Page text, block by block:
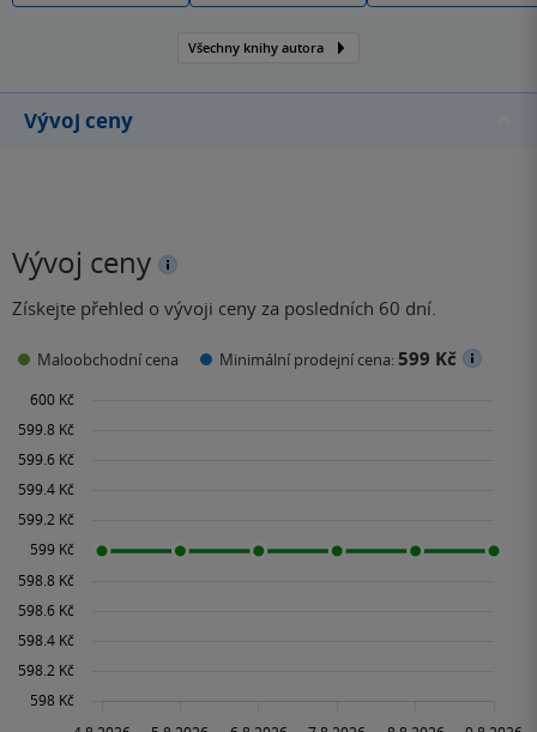
Všechny knihy autora
Vývoj ceny
Vývoj ceny
Získejte přehled o vývoji ceny za posledních 60 dní.
Maloobchodní cena Minimální prodejní cena:599 Kč